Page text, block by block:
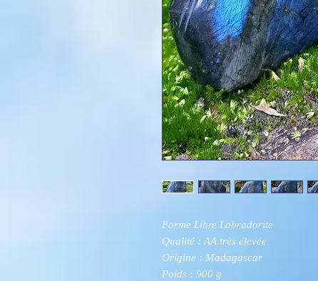
Forme Libre Labradorite
Qualité : AA très élevée
Origine : Madagascar
Poids : 900 g